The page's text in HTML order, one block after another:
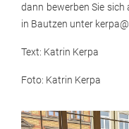
dann bewerben Sie
in Bautzen unter
Text: Katrin Kerpa
Foto: Katrin Kerpa